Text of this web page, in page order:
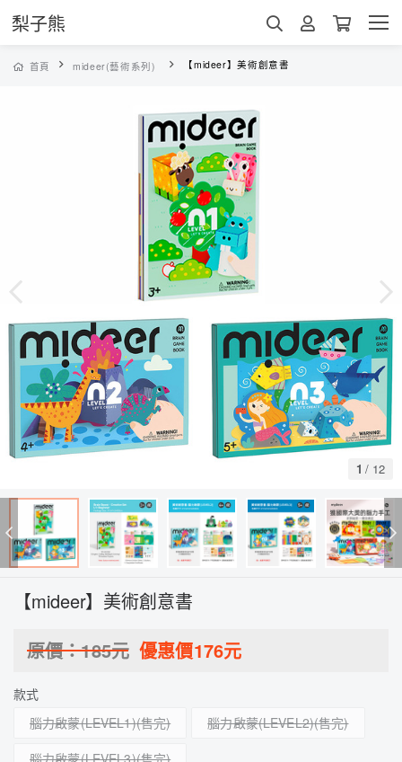
梨子熊
首頁 mideer(藝術系列) 【mideer】美術創意書
1 / 12
【mideer】美術創意書
原價：185元 優惠價176元
款式
腦力啟蒙(LEVEL1)
腦力啟蒙(LEVEL2)
腦力啟蒙(LEVEL3)